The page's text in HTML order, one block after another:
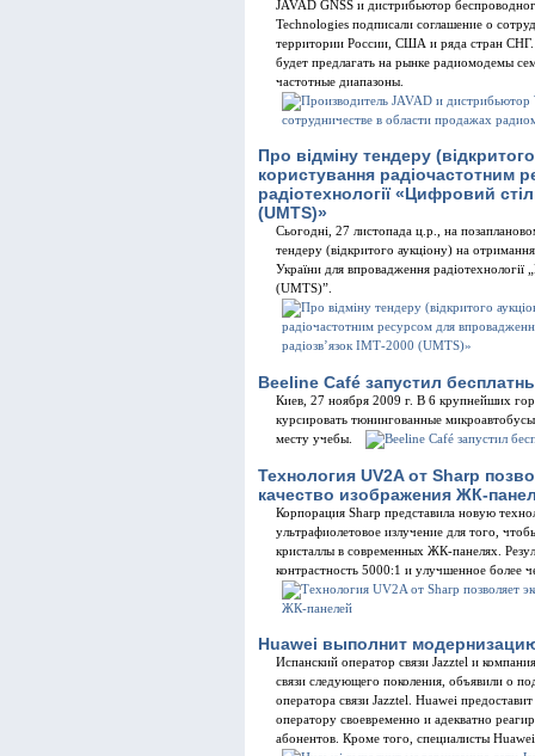
JAVAD GNSS и дистрибьютор
Technologies подписали соглашение о
территории России, США и ряда стран
будет предлагать на рынке радиомодемы
частотные диапазоны.
Про відміну тендеру
користування радіочастотним
радіотехнології «Цифровий
(UMTS)»
Сьогодні, 27 листопада ц.р., на
тендеру (відкритого аукціону) на
України для впровадження
(UMTS)”.
Beeline Café запустил
Киев, 27 ноября 2009 г. В 6 крупнейших
курсировать тюнингованные
месту учебы.
Технология UV2A от Sharp
качество изображения ЖК-
Корпорация Sharp представила новую
ультрафиолетовое излучение для того,
кристаллы в современных ЖК-панелях.
контрастность 5000:1 и улучшенное более
Huawei выполнит
Испанский оператор связи Jazztel и
связи следующего поколения, объявили о
оператора связи Jazztel. Huawei
оператору своевременно и адекватно
абонентов. Кроме того, специалисты